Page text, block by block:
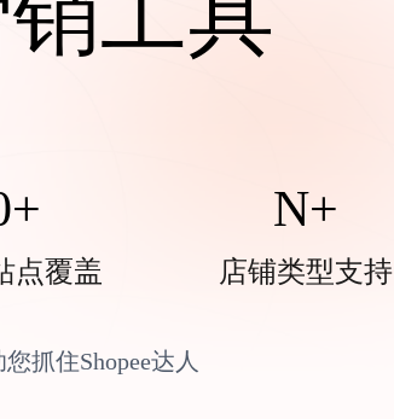
点覆盖
N+
店铺类型支持
抓住Shopee达人